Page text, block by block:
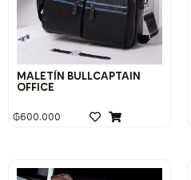
MALETÍN BULLCAPTAIN
OFFICE
₲600.000